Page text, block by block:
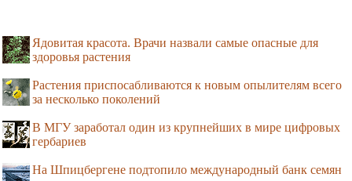
Ядовитая красота. Врачи назвали самые опасные для
здоровья растения
Растения приспосабливаются к новым опылителям всего
за несколько поколений
В МГУ заработал один из крупнейших в мире цифровых
гербариев
На Шпицбергене подтопило международный банк семян